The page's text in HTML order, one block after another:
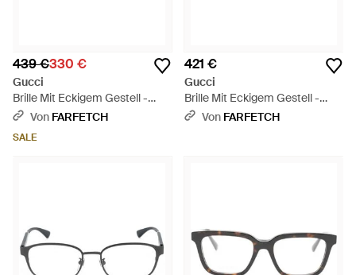
439 €330 €
Gucci
Brille Mit Eckigem Gestell -
Schwarz
Von FARFETCH
SALE
421 €
Gucci
Brille Mit Eckigem Gestell -
Schwarz
Von FARFETCH